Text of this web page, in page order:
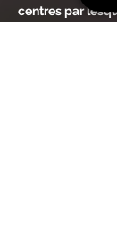
centres par